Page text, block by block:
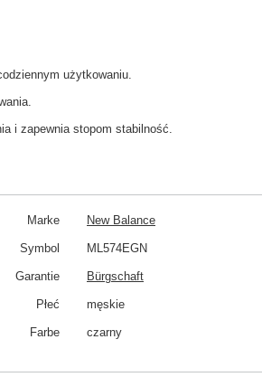
użytkowaniu.
i zapewnia stopom stabilność.
Marke New Balance
Symbol ML574EGN
Garantie Bürgschaft
Płeć męskie
Farbe czarny